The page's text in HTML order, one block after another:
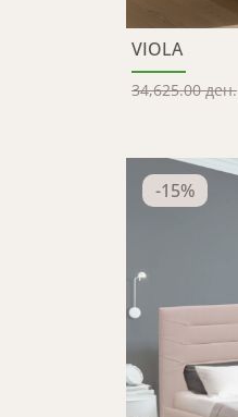
VIOLA
34,625.00 ден.
-15%